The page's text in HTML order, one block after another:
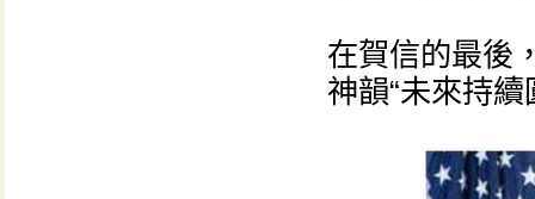
在賀信的最後
神韻“未來持續